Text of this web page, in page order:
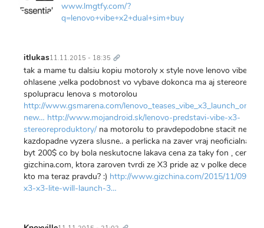
www.lmgtfy.com/?
q=lenovo+vibe+x2+dual+sim+buy
itlukas11.11.2015 - 18:35 odkaz
tak a mame tu dalsiu kopiu motoroly x style nove lenovo vibe X3
ohlasene ,velka podobnost vo vybave dokonca ma aj
spolupracu lenova s motorolou
http://www.gsmarena.com/
new… http://www.mojandroid.sk/lenovo-predstavi-vibe-x3-
stereoreproduktory/ na motorolu to pravdepodobne stacit
kazdopadne vyzera slusne.. a perlicka na zaver vraj neoficialna
byt 200$ co by bola neskutocne lakava cena za taky fon , ceny
gizchina.com, ktora zaroven tvrdi ze X3 pride az v polke
kto ma teraz pravdu? :) http://www.gizchina.com/2015/11/09/
x3-x3-lite-will-launch-3…